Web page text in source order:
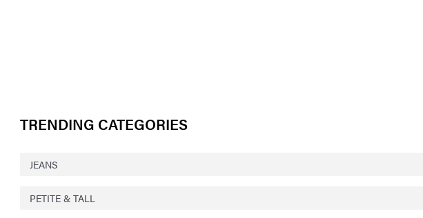
TRENDING CATEGORIES
JEANS
PETITE & TALL